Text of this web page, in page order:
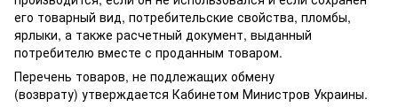
его товарный вид, потребительские свойства, пломбы,
ярлыки, а также расчетный документ, выданный
потребителю вместе с проданным товаром.
Перечень товаров, не подлежащих обмену
(возврату) утверждается Кабинетом Министров Украины.